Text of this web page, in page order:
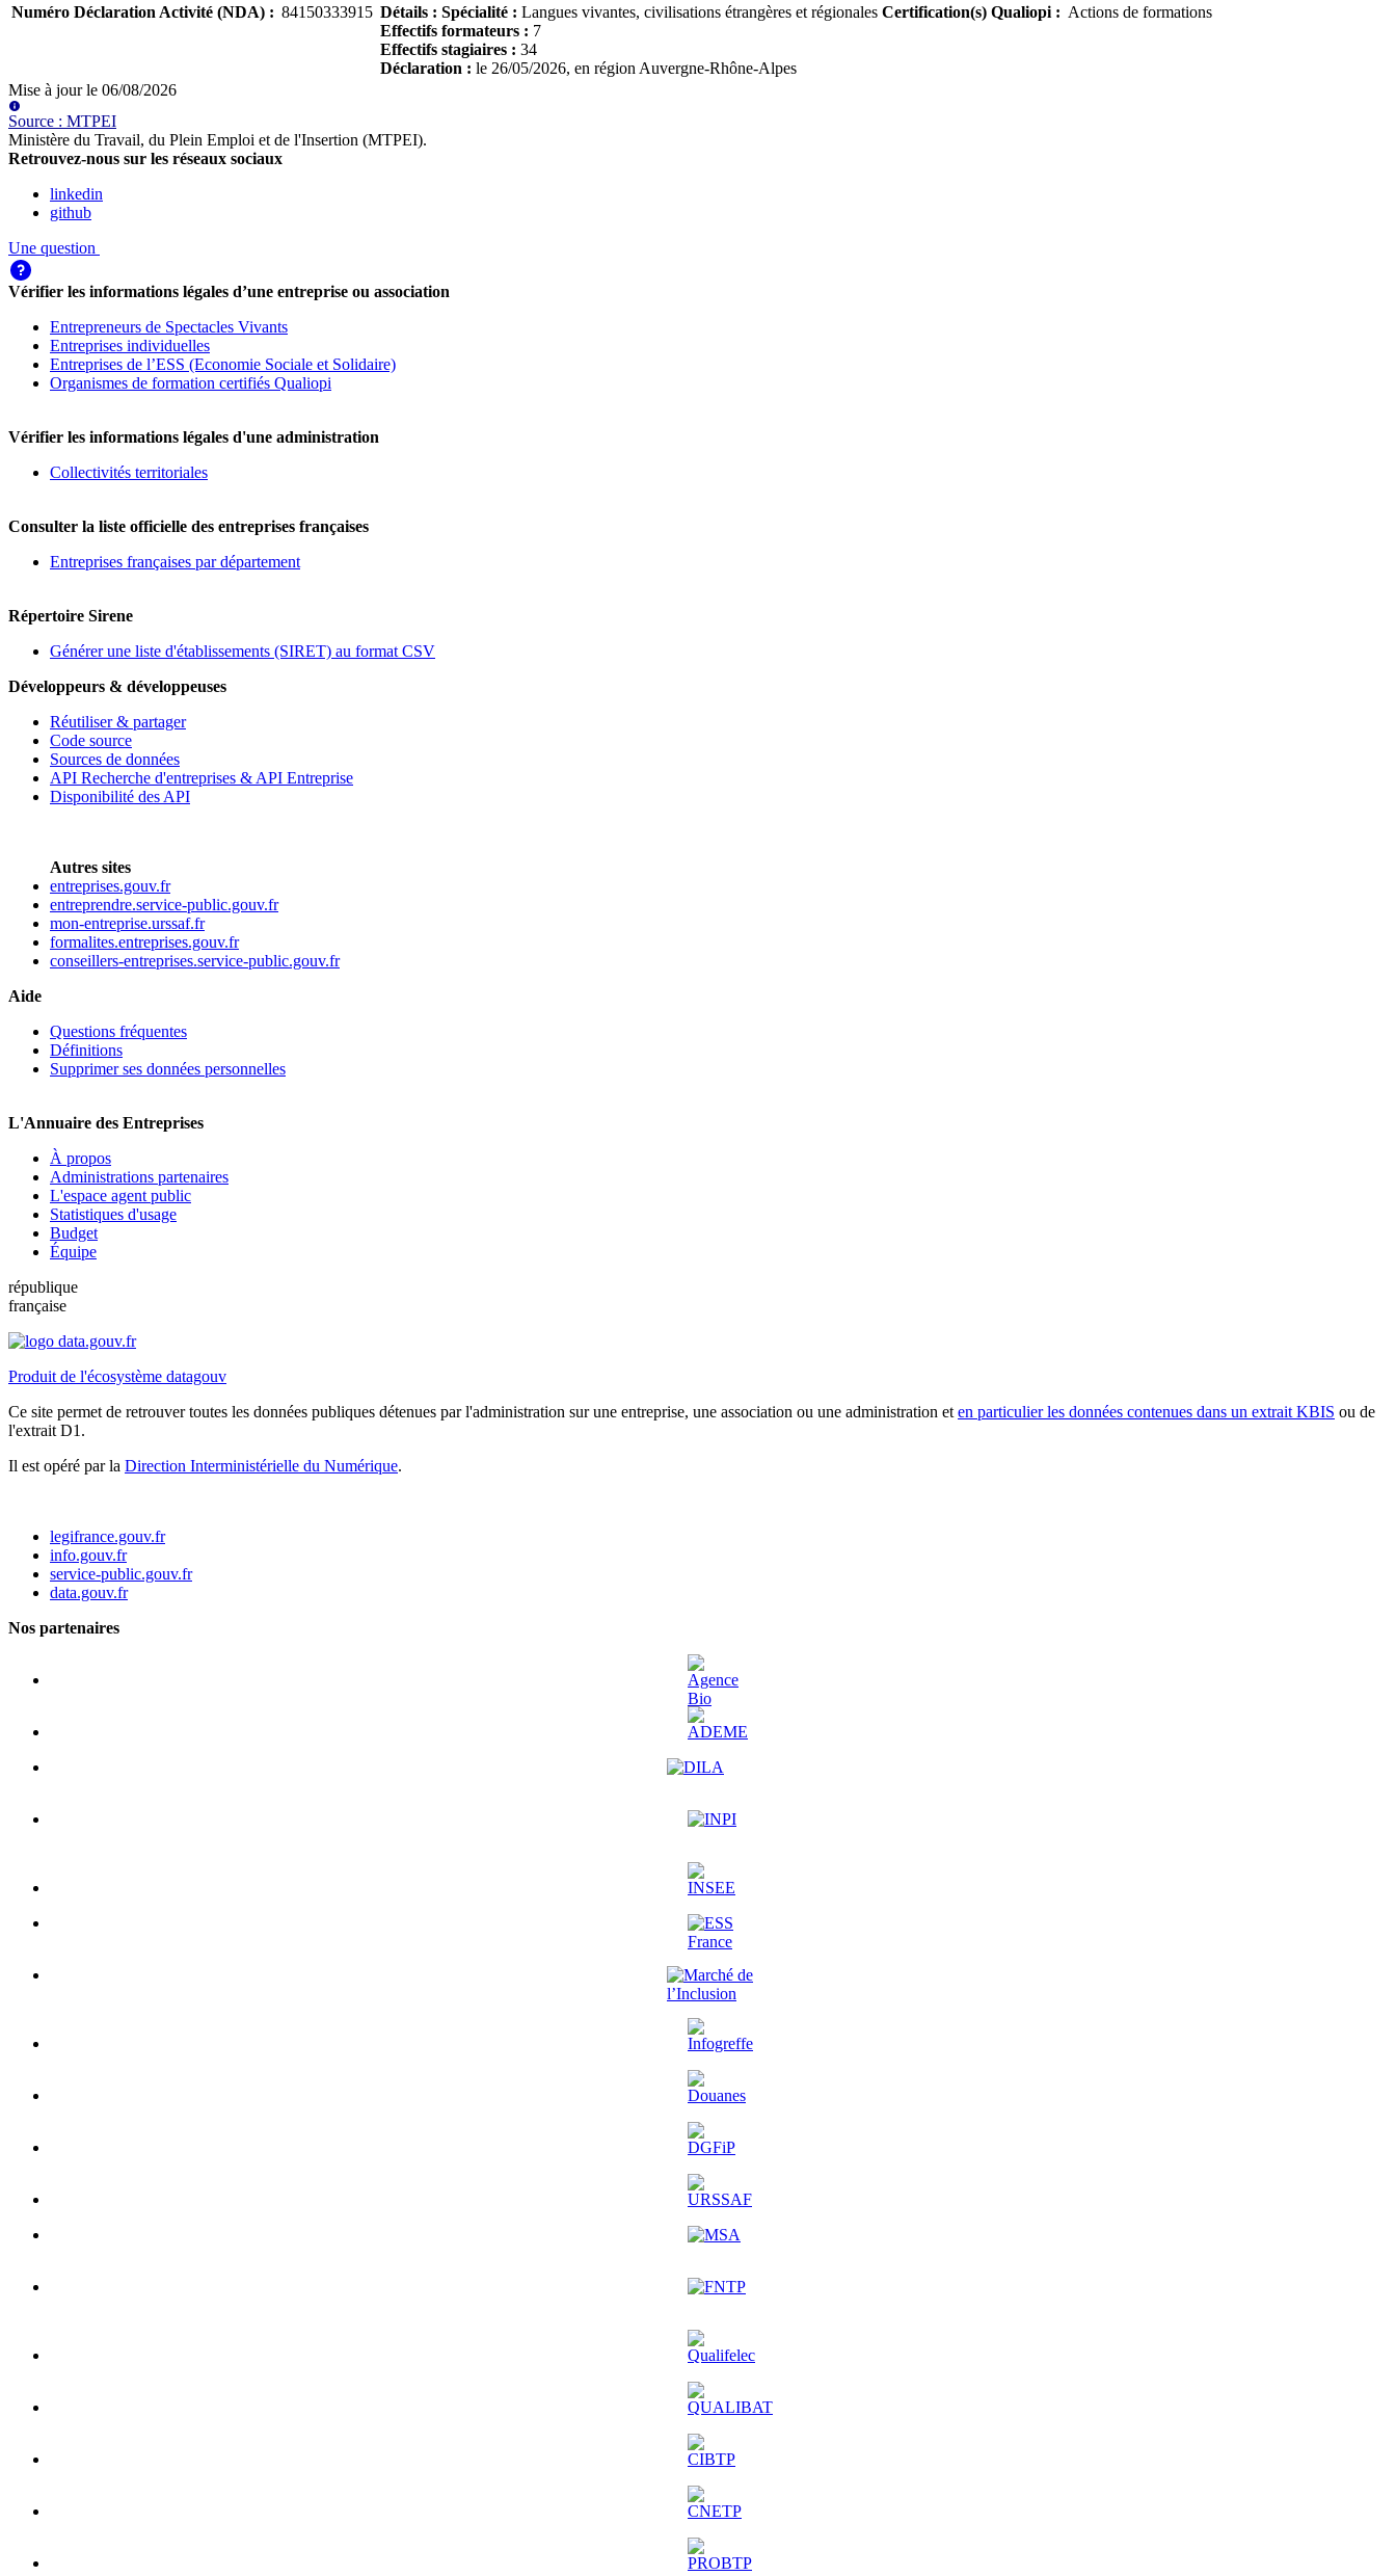
Numéro Déclaration Activité (NDA) : 84150333915 Détails : Spécialité : Langues vivantes, civilisations étrangères et régionales
Effectifs formateurs : 7
Effectifs stagiaires : 34
Déclaration : le 26/05/2026, en région Auvergne-Rhône-Alpes
Certification(s) Qualiopi : Actions de formations
Mise à jour le 06/08/2026
Source : MTPEI
Ministère du Travail, du Plein Emploi et de l'Insertion (MTPEI).
Retrouvez-nous sur les réseaux sociaux
linkedin
github
Une question
Vérifier les informations légales d’une entreprise ou association
Entrepreneurs de Spectacles Vivants
Entreprises individuelles
Entreprises de l’ESS (Economie Sociale et Solidaire)
Organismes de formation certifiés Qualiopi
Vérifier les informations légales d'une administration
Collectivités territoriales
Consulter la liste officielle des entreprises françaises
Entreprises françaises par département
Répertoire Sirene
Générer une liste d'établissements (SIRET) au format CSV
Développeurs & développeuses
Réutiliser & partager
Code source
Sources de données
API Recherche d'entreprises & API Entreprise
Disponibilité des API
Autres sites
entreprises.gouv.fr
entreprendre.service-public.gouv.fr
mon-entreprise.urssaf.fr
formalites.entreprises.gouv.fr
conseillers-entreprises.service-public.gouv.fr
Aide
Questions fréquentes
Définitions
Supprimer ses données personnelles
L'Annuaire des Entreprises
À propos
Administrations partenaires
L'espace agent public
Statistiques d'usage
Budget
Équipe
république
française
Produit de l'écosystème datagouv
Ce site permet de retrouver toutes les données publiques détenues par l'administration sur une entreprise, une association ou une administration et en particulier les données contenues dans un extrait KBIS ou de
l'extrait D1.
Il est opéré par la Direction Interministérielle du Numérique.
legifrance.gouv.fr
info.gouv.fr
service-public.gouv.fr
data.gouv.fr
Nos partenaires